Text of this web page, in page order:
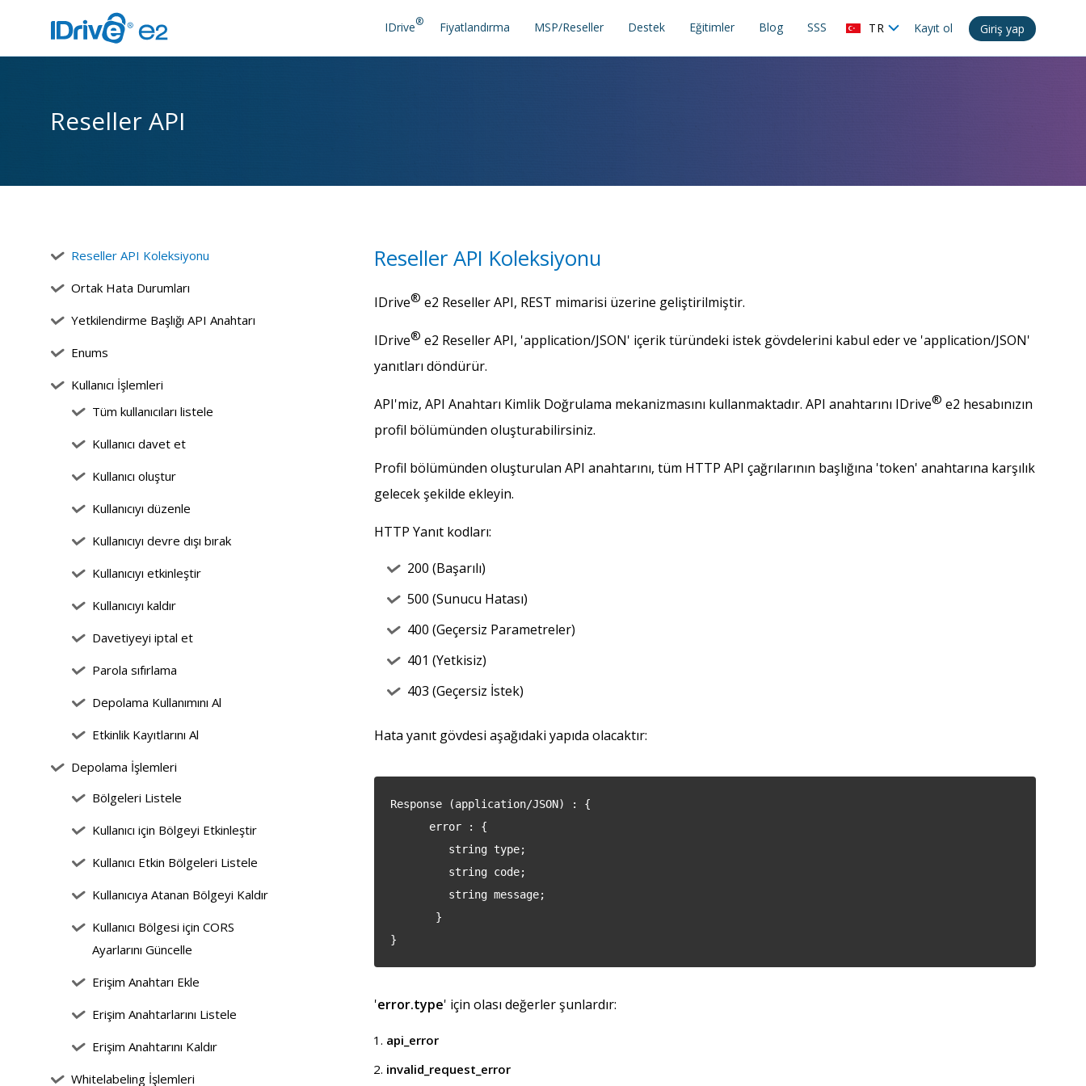
TR Kayıt ol Giriş yap
IDrive® Fiyatlandırma MSP/Reseller Destek Eğitimler Blog SSS
Reseller API
Reseller API Koleksiyonu
Ortak Hata Durumları
Yetkilendirme Başlığı API Anahtarı
Enums
Kullanıcı İşlemleri
Tüm kullanıcıları listele
Kullanıcı davet et
Kullanıcı oluştur
Kullanıcıyı düzenle
Kullanıcıyı devre dışı bırak
Kullanıcıyı etkinleştir
Kullanıcıyı kaldır
Davetiyeyi iptal et
Parola sıfırlama
Depolama Kullanımını Al
Etkinlik Kayıtlarını Al
Depolama İşlemleri
Bölgeleri Listele
Kullanıcı için Bölgeyi Etkinleştir
Kullanıcı Etkin Bölgeleri Listele
Kullanıcıya Atanan Bölgeyi Kaldır
Kullanıcı Bölgesi için CORS
Ayarlarını Güncelle
Erişim Anahtarı Ekle
Erişim Anahtarlarını Listele
Erişim Anahtarını Kaldır
Whitelabeling İşlemleri
Reseller API Koleksiyonu
IDrive® e2 Reseller API, REST mimarisi üzerine geliştirilmiştir.
IDrive® e2 Reseller API, 'application/JSON' içerik türündeki istek gövdelerini kabul eder ve 'application/JSON'
yanıtları döndürür.
API'miz, API Anahtarı Kimlik Doğrulama mekanizmasını kullanmaktadır. API anahtarını IDrive® e2 hesabınızın
profil bölümünden oluşturabilirsiniz.
Profil bölümünden oluşturulan API anahtarını, tüm HTTP API çağrılarının başlığına 'token' anahtarına karşılık
gelecek şekilde ekleyin.
HTTP Yanıt kodları:
200 (Başarılı)
500 (Sunucu Hatası)
400 (Geçersiz Parametreler)
401 (Yetkisiz)
403 (Geçersiz İstek)
Hata yanıt gövdesi aşağıdaki yapıda olacaktır:
Response (application/JSON) : {
error : {
string type;
string code;
string message;
}
}
'error.type' için olası değerler şunlardır:
api_error
invalid_request_error